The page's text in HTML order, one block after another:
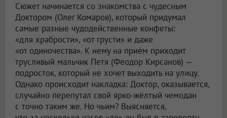
Сюжет начинается со знакомства с чудесным
Доктором (Олег Комаров), который придумал
самые разные чудодейственные конфеты:
«для храбрости», «от грусти» и даже
«от одиночества». К нему на приём приходит
трусливый мальчик Петя (Феодор Кирсанов) —
подросток, который не хочет выходить на улицу.
Однако происходит накладка: Доктор, оказывается,
случайно перепутал свой ярко-жёлтый чемодан
с точно таким же. Но чьим? Выясняется,